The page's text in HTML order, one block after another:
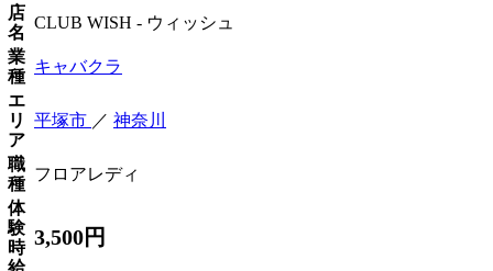
店
名
CLUB WISH - ウィッシュ
業
種
キャバクラ
エ
リ
ア
平塚市 ／ 神奈川
職
種
フロアレディ
体
験
時
給
3,500円